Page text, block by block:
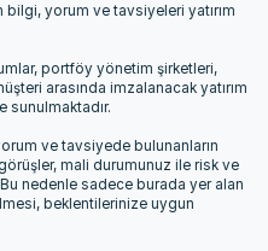
bilgi, yorum ve tavsiyeleri yatırım
portföy yönetim şirketleri,
arasında imzalanacak yatırım
sunulmaktadır.
ve tavsiyede bulunanların
mali durumunuz ile risk ve
nedenle sadece burada yer alan
beklentilerinize uygun